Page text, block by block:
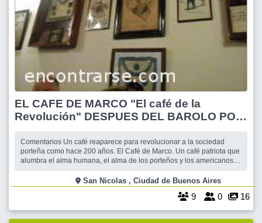
EL CAFE DE MARCO "El café de la
Revolución" DESPUES DEL BAROLO POR
Comentarios Un café reaparece para revolucionar a la sociedad
porteña como hace 200 años. El Café de Marco. Un café patriota que
alumbra el alma humana, el alma de los porteños y los americanos.
la actual Plaza de Mayo, a comienzos del siglo XIX, se forjaron allí
gran pa
San Nicolas , Ciudad de Buenos Aires
9 0 16